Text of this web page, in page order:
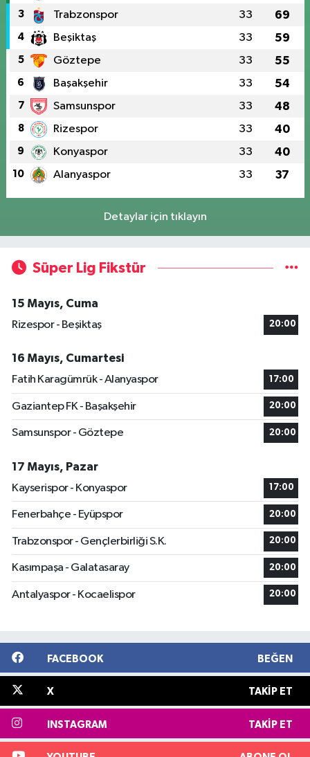
3 Trabzonspor 33 69
4 Beşiktaş 33 59
5 Göztepe 33 55
6 Başakşehir 33 54
7 Samsunspor 33 48
8 Rizespor 33 40
9 Konyaspor 33 40
10 Alanyaspor 33 37
Detaylar için tıklayın
Süper Lig Fikstür
15 Mayıs, Cuma
Rizespor - Beşiktaş
20:00
16 Mayıs, Cumartesi
Fatih Karagümrük - Alanyaspor
17:00
Gaziantep FK - Başakşehir 20:00
Samsunspor - Göztepe 20:00
17 Mayıs, Pazar
Kayserispor - Konyaspor
17:00
Fenerbahçe - Eyüpspor 20:00
Trabzonspor - Gençlerbirliği S.K. 20:00
Kasımpaşa - Galatasaray 20:00
Antalyaspor - Kocaelispor 20:00
FACEBOOK BEĞEN
X TAKIP ET
INSTAGRAM TAKIP ET